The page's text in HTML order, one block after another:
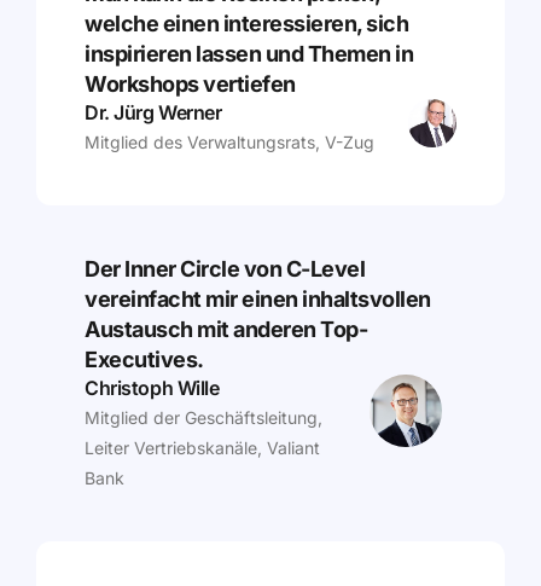
welche einen interessieren, sich
inspirieren lassen und Themen in
Workshops vertiefen
Dr. Jürg Werner
Mitglied des Verwaltungsrats, V-Zug
Der Inner Circle von C-Level
vereinfacht mir einen inhaltsvollen
Austausch mit anderen Top-
Executives.
Christoph Wille
Mitglied der Geschäftsleitung,
Leiter Vertriebskanäle, Valiant
Bank